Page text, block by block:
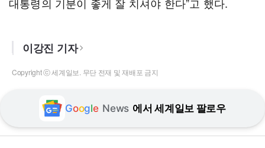
이강진 기자
Copyright ⓒ 세계일보. 무단 전재 및 재배포 금지
Google News 에서 세계일보 팔로우